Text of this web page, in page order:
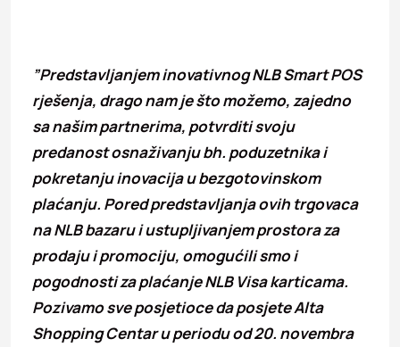
”Predstavljanjem inovativnog NLB Smart POS
rješenja, drago nam je što možemo, zajedno
sa našim partnerima, potvrditi svoju
predanost osnaživanju bh. poduzetnika i
pokretanju inovacija u bezgotovinskom
plaćanju. Pored predstavljanja ovih trgovaca
na NLB bazaru i ustupljivanjem prostora za
prodaju i promociju, omogućili smo i
pogodnosti za plaćanje NLB Visa karticama.
Pozivamo sve posjetioce da posjete Alta
Shopping Centar u periodu od 20. novembra